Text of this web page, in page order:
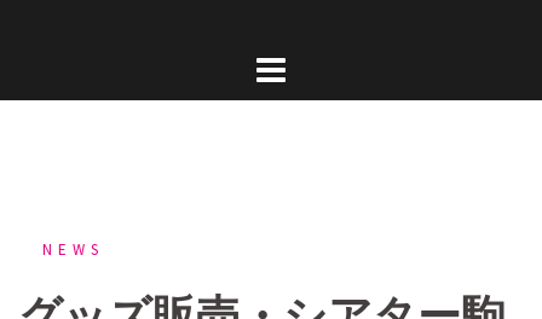
NEWS